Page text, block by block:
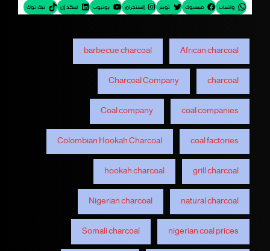
واتساب فيسبوك تويتر إنستجرام يوتيوب لينكد إن تيك توك
African charcoal
barbecue charcoal
charcoal
Charcoal Company
coal companies
Coal company
coal factories
Colombian Hookah Charcoal
grill charcoal
hookah charcoal
natural charcoal
Nigerian charcoal
nigerian coal prices
Somali charcoal